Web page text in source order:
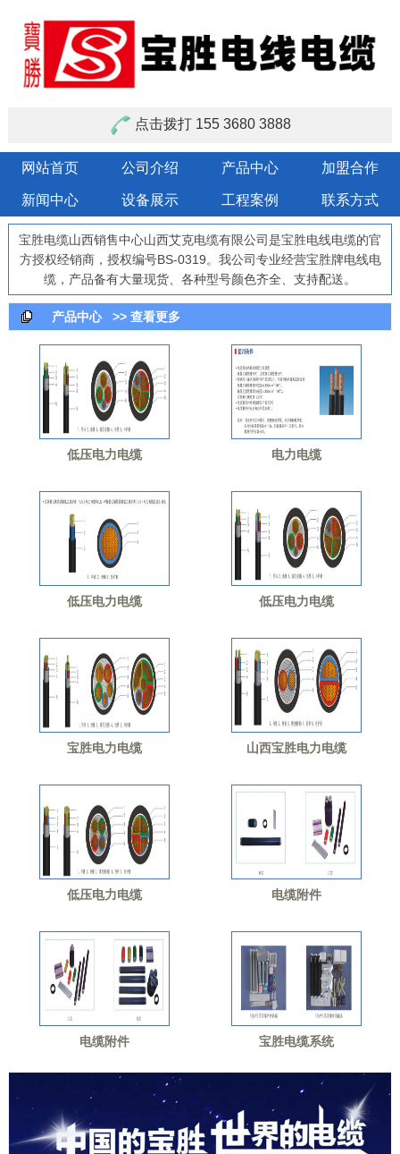
点击拨打 155 3680 3888
网站首页 公司介绍 产品中心 加盟合作
新闻中心 设备展示 工程案例 联系方式
宝胜电缆山西销售中心山西艾克电缆有限公司是宝胜电线电缆的官
方授权经销商，授权编号BS-0319。我公司专业经营宝胜牌电线电
缆，产品备有大量现货、各种型号颜色齐全、支持配送。
产品中心 >> 查看更多
低压电力电缆 电力电缆
低压电力电缆 低压电力电缆
宝胜电力电缆 山西宝胜电力电缆
低压电力电缆 电缆附件
电缆附件 宝胜电缆系统